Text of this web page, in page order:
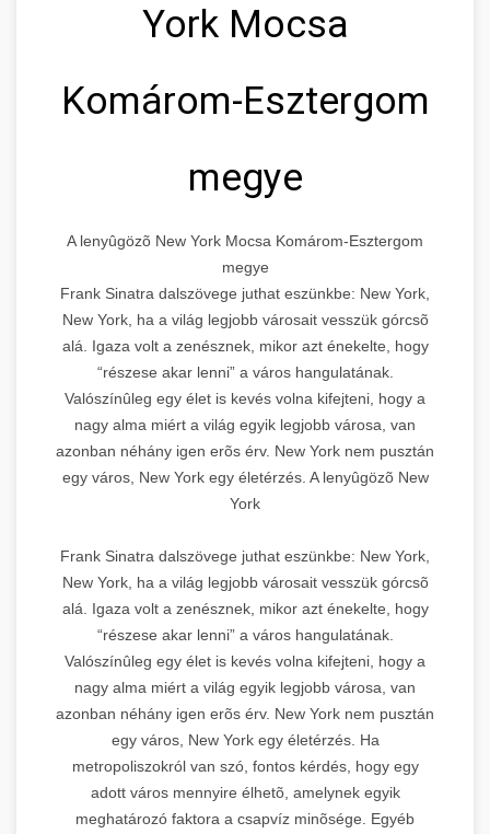
York Mocsa
Komárom-Esztergom
megye
A lenyûgözõ New York Mocsa Komárom-Esztergom
megye
Frank Sinatra dalszövege juthat eszünkbe: New York,
New York, ha a világ legjobb városait vesszük górcsõ
alá. Igaza volt a zenésznek, mikor azt énekelte, hogy
“részese akar lenni” a város hangulatának.
Valószínûleg egy élet is kevés volna kifejteni, hogy a
nagy alma miért a világ egyik legjobb városa, van
azonban néhány igen erõs érv. New York nem pusztán
egy város, New York egy életérzés. A lenyûgözõ New
York
Frank Sinatra dalszövege juthat eszünkbe: New York,
New York, ha a világ legjobb városait vesszük górcsõ
alá. Igaza volt a zenésznek, mikor azt énekelte, hogy
“részese akar lenni” a város hangulatának.
Valószínûleg egy élet is kevés volna kifejteni, hogy a
nagy alma miért a világ egyik legjobb városa, van
azonban néhány igen erõs érv. New York nem pusztán
egy város, New York egy életérzés. Ha
metropoliszokról van szó, fontos kérdés, hogy egy
adott város mennyire élhetõ, amelynek egyik
meghatározó faktora a csapvíz minõsége. Egyéb